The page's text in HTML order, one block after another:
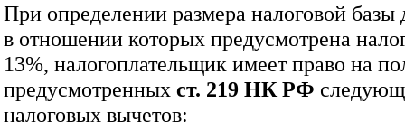
При определении размера налоговой базы
в отношении которых предусмотрена
13%, налогоплательщик имеет право на
предусмотренных ст. 219 НК РФ
налоговых вычетов: